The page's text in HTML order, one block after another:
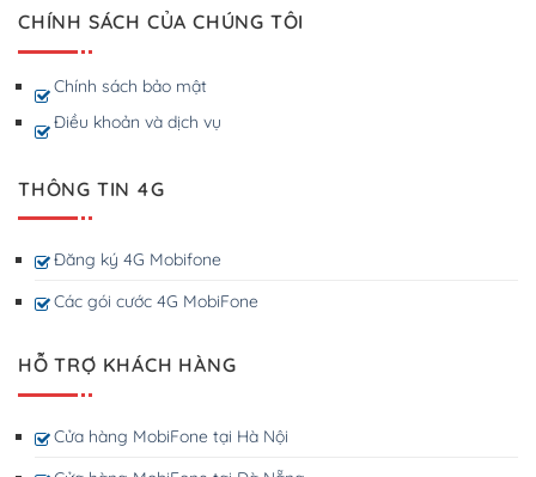
CHÍNH SÁCH CỦA CHÚNG TÔI
Chính sách bảo mật
Điều khoản và dịch vụ
THÔNG TIN 4G
Đăng ký 4G Mobifone
Các gói cước 4G MobiFone
HỖ TRỢ KHÁCH HÀNG
Cửa hàng MobiFone tại Hà Nội